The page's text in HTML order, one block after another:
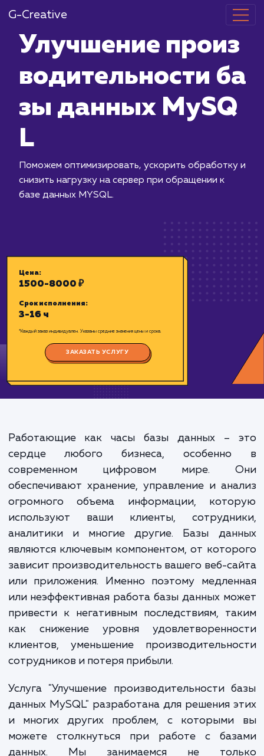
G-Creative
Улучшение
зы данных
L
базе данных MYSQL.
Цена:
3-16 ч
*Каждый заказ индивидуален. Указаны средние значения цены и срока.
ЗАКАЗАТЬ УСЛУГУ
Работающие как часы базы данных –
сердце любого бизнеса,
современном цифровом мире.
обеспечивают хранение, управление и
огромного объема информации,
используют ваши клиенты,
аналитики и многие другие. Базы
являются ключевым компонентом, от
зависит производительность вашего веб-
или приложения. Именно поэтому
или неэффективная работа базы данных
привести к негативным последствиям,
как снижение уровня
клиентов, уменьшение
сотрудников и потеря прибыли.